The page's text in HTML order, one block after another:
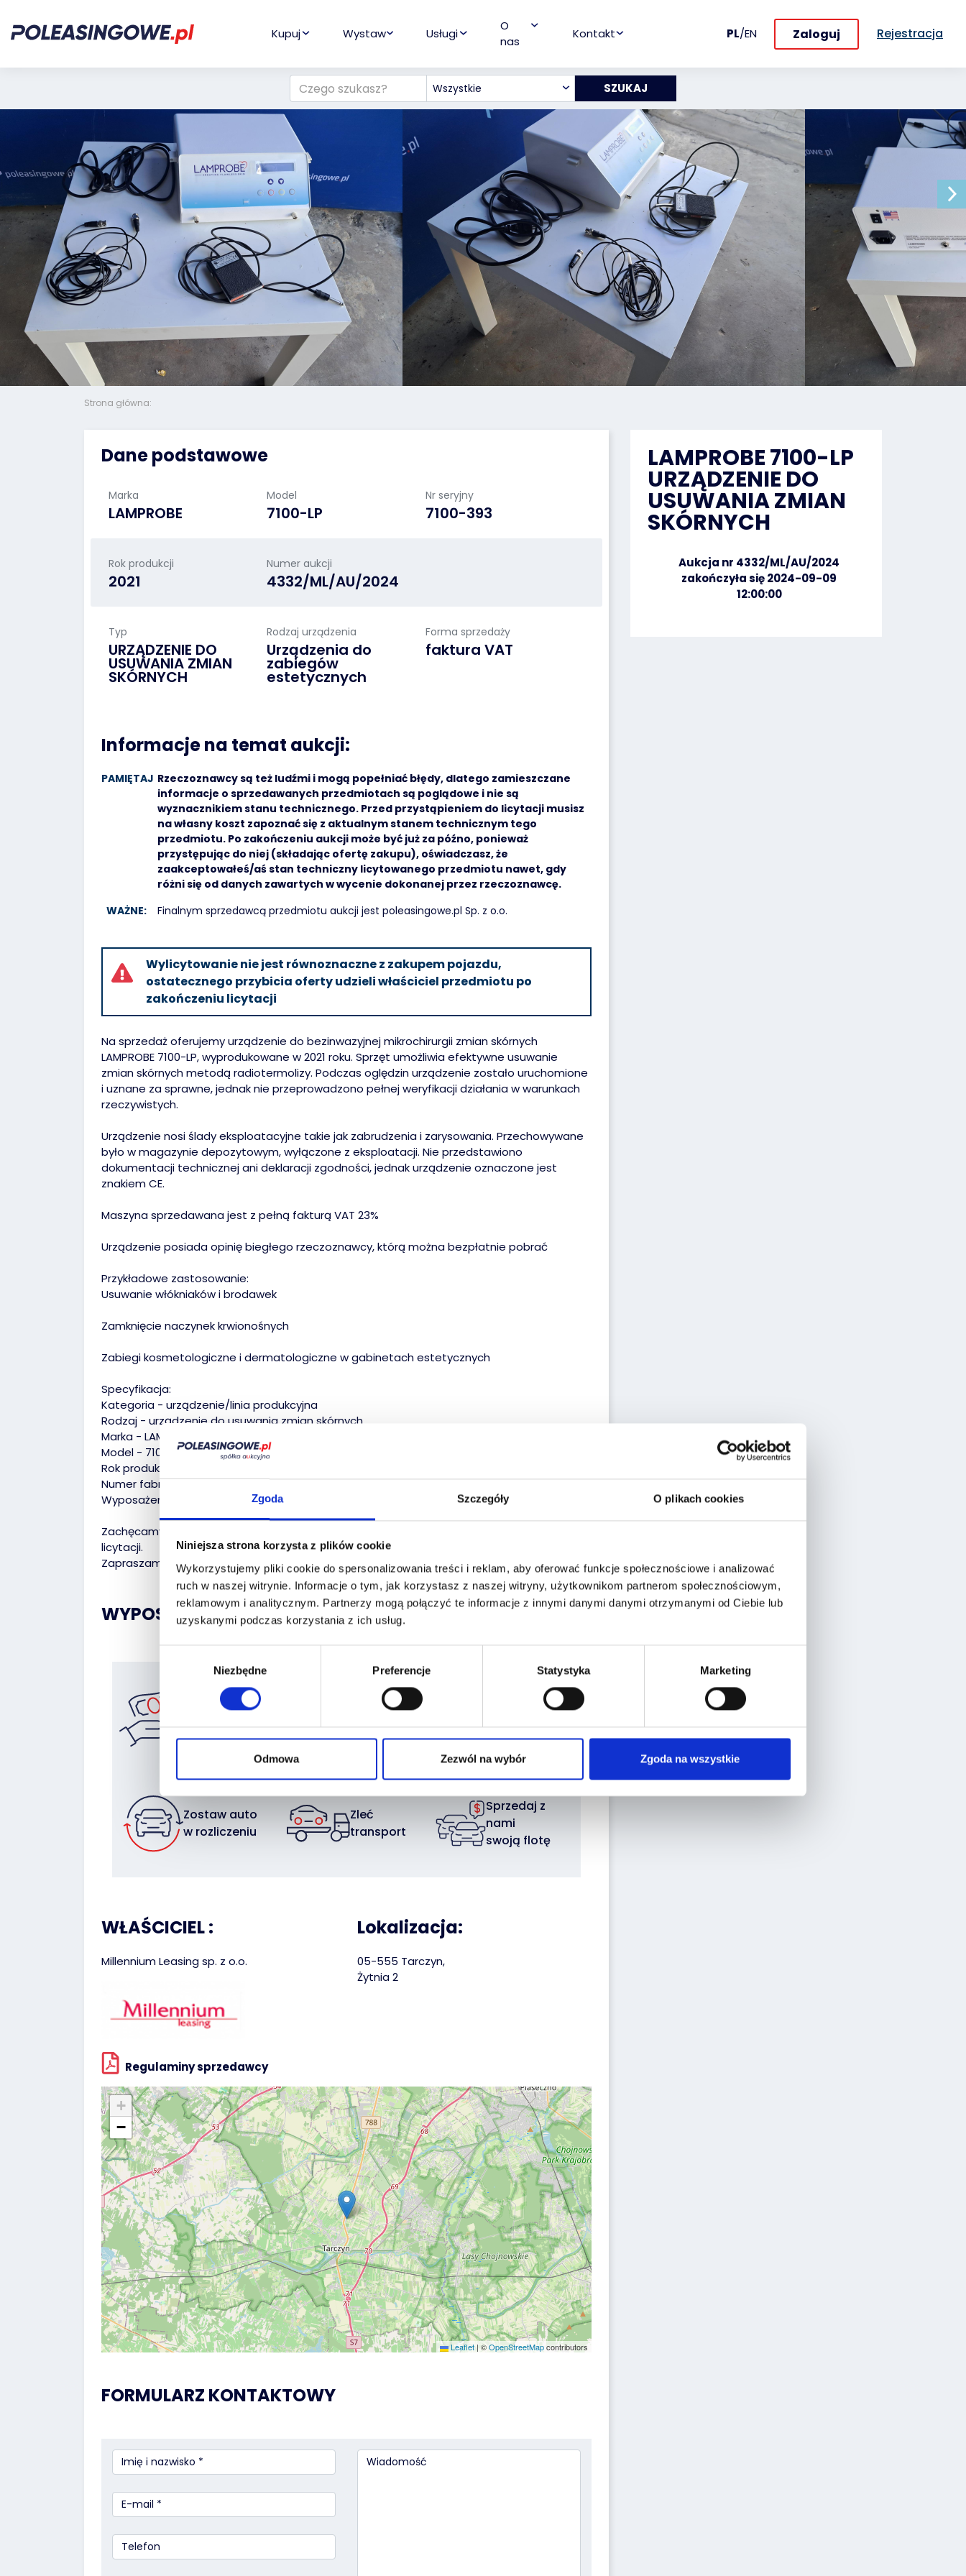
Zgoda Szczegóły O plikach cookies
Niniejsza strona korzysta z plików cookie
Wykorzystujemy pliki cookie do spersonalizowania treści i reklam, aby oferować funkcje społecznościowe i analizować
ruch w naszej witrynie. Informacje o tym, jak korzystasz z naszej witryny, użytkownikom partnerom społecznościowym,
reklamowym i analitycznym. Partnerzy mogą połączyć te informacje z innymi danymi danymi otrzymanymi od Ciebie lub
uzyskanymi podczas korzystania z ich usług.
Niezbędne Preferencje Statystyka Marketing
Odmowa Zezwól na wybór Zgoda na wszystkie
Kupuj Wystaw Usługi
O
nas
Kontakt PL/EN Zaloguj Rejestracja
Wszystkie
Strona główna:
Dane podstawowe
Marka
LAMPROBE
Model
7100-LP
Nr seryjny
7100-393
Rok produkcji
2021
Numer aukcji
4332/ML/AU/2024
Typ
URZĄDZENIE DO
USUWANIA ZMIAN
SKÓRNYCH
Rodzaj urządzenia
Urządzenia do
zabiegów
estetycznych
Forma sprzedaży
faktura VAT
Informacje na temat aukcji:
PAMIĘTAJ Rzeczoznawcy są też ludźmi i mogą popełniać błędy, dlatego zamieszczane
informacje o sprzedawanych przedmiotach są poglądowe i nie są
wyznacznikiem stanu technicznego. Przed przystąpieniem do licytacji musisz
na własny koszt zapoznać się z aktualnym stanem technicznym tego
przedmiotu. Po zakończeniu aukcji może być już za późno, ponieważ
przystępując do niej (składając ofertę zakupu), oświadczasz, że
zaakceptowałeś/aś stan techniczny licytowanego przedmiotu nawet, gdy
różni się od danych zawartych w wycenie dokonanej przez rzeczoznawcę.
WAŻNE:
Finalnym sprzedawcą przedmiotu aukcji jest poleasingowe.pl Sp. z o.o.
Wylicytowanie nie jest równoznaczne z zakupem pojazdu,
ostatecznego przybicia oferty udzieli właściciel przedmiotu po
zakończeniu licytacji
Na sprzedaż oferujemy urządzenie do bezinwazyjnej mikrochirurgii zmian skórnych
LAMPROBE 7100-LP, wyprodukowane w 2021 roku. Sprzęt umożliwia efektywne usuwanie
zmian skórnych metodą radiotermolizy. Podczas oględzin urządzenie zostało uruchomione
i uznane za sprawne, jednak nie przeprowadzono pełnej weryfikacji działania w warunkach
rzeczywistych.
Urządzenie nosi ślady eksploatacyjne takie jak zabrudzenia i zarysowania. Przechowywane
było w magazynie depozytowym, wyłączone z eksploatacji. Nie przedstawiono
dokumentacji technicznej ani deklaracji zgodności, jednak urządzenie oznaczone jest
znakiem CE.
Maszyna sprzedawana jest z pełną fakturą VAT 23%
Urządzenie posiada opinię biegłego rzeczoznawcy, którą można bezpłatnie pobrać
Przykładowe zastosowanie:
Usuwanie włókniaków i brodawek
Zamknięcie naczynek krwionośnych
Zabiegi kosmetologiczne i dermatologiczne w gabinetach estetycznych
Specyfikacja:
Kategoria - urządzenie/linia produkcyjna
Rodzaj - urządzenie do usuwania zmian skórnych
Marka - LAMPROBE
Model - 7100-LP
Rok produkcji - 2021
Numer fabryczny - 7100-393
Wyposażenie - moduł roboczy - przewód zasilający - przycisk sterujący
Zachęcamy do kontaktu w celu uzyskania szczegółowych informacji oraz pomocy przy
licytacji.
Zapraszamy do kontaktu.
WYPOSAŻENIE:
Znajdź
finansowanie
gwarancję
Ubezpieczenie
samochodu
Zostaw auto
w rozliczeniu
Zleć
transport
Sprzedaj z
nami
swoją flotę
WŁAŚCICIEL :
Millennium Leasing sp. z o.o.
Regulaminy sprzedawcy
Lokalizacja:
05-555 Tarczyn,
Żytnia 2
+
−
Leaflet | ©OpenStreetMapcontributors
FORMULARZ KONTAKTOWY
LAMPROBE 7100-LP
URZĄDZENIE DO
USUWANIA ZMIAN
SKÓRNYCH
Aukcja nr 4332/ML/AU/2024
zakończyła się 2024-09-09
12:00:00